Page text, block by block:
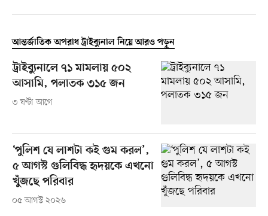
আন্তর্জাতিক অপরাধ ট্রাইব্যুনাল নিয়ে আরও পড়ুন
ট্রাইব্যুনালে ৭১ মামলায় ৫০২
আসামি, পলাতক ৩১৫ জন
৩ ঘণ্টা আগে
‘পুলিশ যে লাশটা কই গুম করল’,
৫ আগস্ট গুলিবিদ্ধ হৃদয়কে এখনো
খুঁজছে পরিবার
০৫ আগস্ট ২০২৬